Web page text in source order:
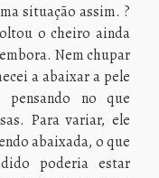
situação assim. ?
o cheiro ainda
Nem chupar
a abaixar a pele
pensando no que
Para variar, ele
abaixada, o que
poderia estar